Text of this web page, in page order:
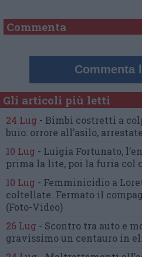
Commenta
Commenta
Gli articoli più letti
24 Lug - Bimbi costretti a
buio: orrore all’asilo,
10 Lug - Luigia Fortunato,
prima la lite, poi la furia col
10 Lug - Femminicidio a
coltellate. Fermato il
(Foto-Video)
26 Lug - Scontro tra auto e
gravissimo un centauro in